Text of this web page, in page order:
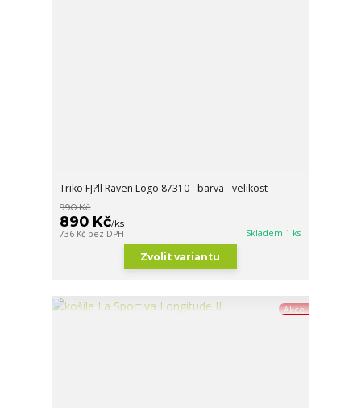
Triko FJ?ll Raven Logo 87310 - barva - velikost
990 Kč
890 Kč/ks
736 Kč bez DPH Skladem 1 ks
Zvolit variantu
Akce